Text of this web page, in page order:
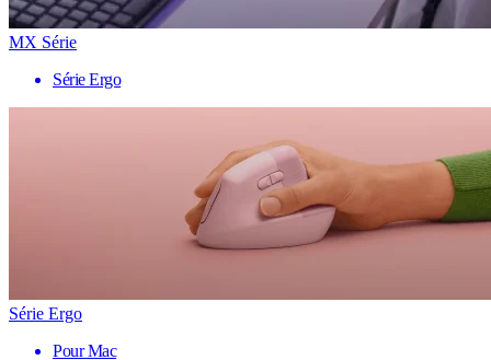
MX Série
Série Ergo
Série Ergo
Pour Mac